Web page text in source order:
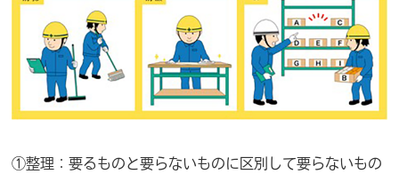
①整理：要るものと要らないものに区別して要らないもの